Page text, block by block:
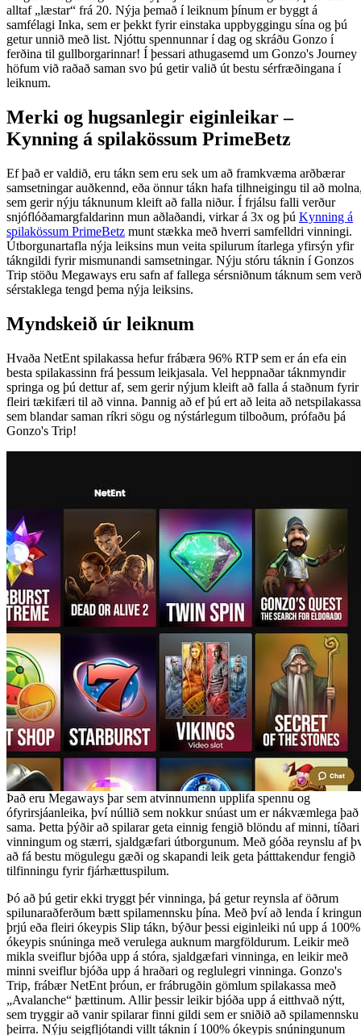
alltaf „læstar“ frá 20. Nýja þemað í leiknum þínum er byggt á
samfélagi Inka, sem er þekkt fyrir einstaka uppbyggingu sína og þú
getur unnið með list. Njóttu spennunnar í dag og skráðu Gonzo í
ferðina til gullborgarinnar! Í þessari athugasemd um Gonzo's Journey
höfum við raðað saman svo þú getir valið út bestu sérfræðingana í
leiknum.
Merki og hugsanlegir eiginleikar –
Kynning á spilakössum PrimeBetz
Ef það er valdið, eru tákn sem eru sek um að framkvæma arðbærar
samsetningar auðkennd, eða önnur tákn hafa tilhneigingu til að
sem gerir nýju táknunum kleift að falla niður. Í frjálsu falli verður
snjóflóðamargfaldarinn mun aðlaðandi, virkar á 3x og þú Kynning á
spilakössum PrimeBetz munt stækka með hverri samfelldri vinningi.
Útborgunartafla nýja leiksins mun veita spilurum ítarlega yfirsýn yfir
tákngildi fyrir mismunandi samsetningar. Nýju stóru táknin í Gonzos
Trip stöðu Megaways eru safn af fallega sérsniðnum táknum sem
sérstaklega tengd þema nýja leiksins.
Myndskeið úr leiknum
Hvaða NetEnt spilakassa hefur frábæra 96% RTP sem er án efa ein
besta spilakassinn frá þessum leikjasala. Vel heppnaðar táknmyndir
springa og þú dettur af, sem gerir nýjum kleift að falla á staðnum fyrir
fleiri tækifæri til að vinna. Þannig að ef þú ert að leita að netspilakassa
sem blandar saman ríkri sögu og nýstárlegum tilboðum, prófaðu þá
Gonzo's Trip!
Það eru Megaways þar sem atvinnumenn upplifa spennu og
ófyrirsjáanleika, því núllið sem nokkur snúast um er nákvæmlega það
sama. Þetta þýðir að spilarar geta einnig fengið blöndu af minni, tíðari
vinningum og stærri, sjaldgæfari útborgunum. Með góða reynslu af
að fá bestu mögulegu gæði og skapandi leik geta þátttakendur fengið
tilfinningu fyrir fjárhættuspilum.
Þó að þú getir ekki tryggt þér vinninga, þá getur reynsla af öðrum
spilunaraðferðum bætt spilamennsku þína. Með því að lenda í
þrjú eða fleiri ókeypis Slip tákn, býður þessi eiginleiki nú upp á 100%
ókeypis snúninga með verulega auknum margföldurum. Leikir með
mikla sveiflur bjóða upp á stóra, sjaldgæfari vinninga, en leikir með
minni sveiflur bjóða upp á hraðari og reglulegri vinninga. Gonzo's
Trip, frábær NetEnt þróun, er frábrugðin gömlum spilakassa með
„Avalanche“ þættinum. Allir þessir leikir bjóða upp á eitthvað nýtt,
sem tryggir að vanir spilarar finni gildi sem er sniðið að spilamennsku
þeirra. Nýju seigfljótandi villt táknin í 100% ókeypis snúningunum